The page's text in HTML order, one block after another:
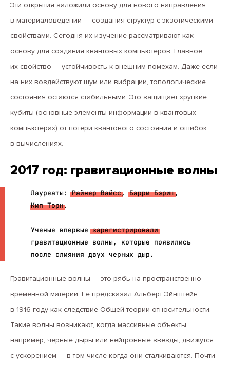
Эти открытия заложили основу для нового направления
в материаловедении — создания структур с экзотическими
свойствами. Сегодня их изучение рассматривают как
основу для создания квантовых компьютеров. Главное
их свойство — устойчивость к внешним помехам. Даже если
на них воздействуют шум или вибрации, топологические
состояния остаются стабильными. Это защищает хрупкие
кубиты (основные элементы информации в квантовых
компьютерах) от потери квантового состояния и ошибок
в вычислениях.
2017 год: гравитационные волны
Лауреаты:Райнер Вайсс,Барри Бэриш,
Кип Торн.
Ученые впервыезарегистрировали
гравитационные волны, которые появились
после слияния двух черных дыр.
Гравитационные волны — это рябь на пространственно-
временной материи. Ее предсказал Альберт Эйнштейн
в 1916 году как следствие Общей теории относительности.
Такие волны возникают, когда массивные объекты,
например, черные дыры или нейтронные звезды, движутся
с ускорением — в том числе когда они сталкиваются. Почти